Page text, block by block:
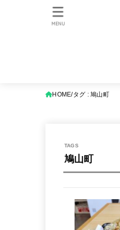
MENU
HOME タグ : 鳩山町
鳩山町